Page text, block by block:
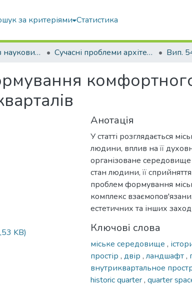
за критеріями Статистика
Вибрані статті з наукових збірників КНУБА Сучасні проблеми архітектури та містобудування Вип.
KB)
Анотація
У статті розглядається
людини, вплив на її
організоване
стан людини, її
проблем формування
комплекс
естетичних та інших
Ключові слова
міське середовище ,
простір , двір , ландшафт,
внутриквартальное
historic quarter, quarter